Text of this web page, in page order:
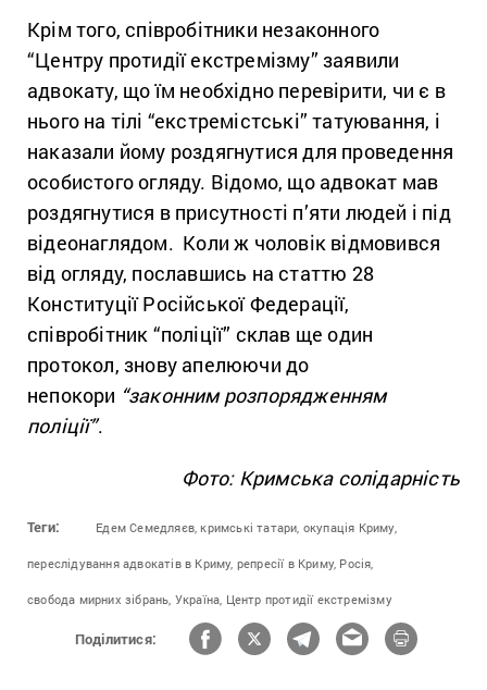
Крім того, співробітники незаконного
“Центру протидії екстремізму” заявили
адвокату, що їм необхідно перевірити, чи є в
нього на тілі “екстремістські” татуювання, і
наказали йому роздягнутися для проведення
особистого огляду. Відомо, що адвокат мав
роздягнутися в присутності п’яти людей і під
відеонаглядом. Коли ж чоловік відмовився
від огляду, пославшись на статтю 28
Конституції Російської Федерації,
співробітник “поліції” склав ще один
протокол, знову апелюючи до
непокори “законним розпорядженням
поліції”.
Фото: Кримська солідарність
Теги: Едем Семедляєв, кримські татари, окупація Криму,
переслідування адвокатів в Криму, репресії в Криму, Росія,
свобода мирних зібрань, Україна, Центр протидії екстремізму
Поділитися: